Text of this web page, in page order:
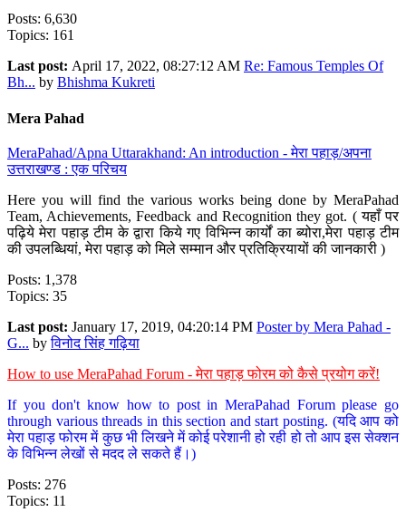
Posts: 6,630
Topics: 161
Last post: April 17, 2022, 08:27:12 AM Re: Famous Temples Of
Bh... by Bhishma Kukreti
Mera Pahad
MeraPahad/Apna Uttarakhand: An introduction - मेरा पहाड़/अपना
उत्तराखण्ड : एक परिचय
Here you will find the various works being done by MeraPahad
Team, Achievements, Feedback and Recognition they got. ( यहाँ पर
पढ़िये मेरा पहाड़ टीम के द्वारा किये गए विभिन्न कार्यों का ब्योरा,मेरा पहाड़ टीम
की उपलब्धियां, मेरा पहाड़ को मिले सम्मान और प्रतिक्रियायों की जानकारी )
Posts: 1,378
Topics: 35
Last post: January 17, 2019, 04:20:14 PM Poster by Mera Pahad -
G... byविनोद सिंह गढ़िया
How to use MeraPahad Forum - मेरा पहाड़ फोरम को कैसे प्रयोग करें!
If you don't know how to post in MeraPahad Forum please go
through various threads in this section and start posting. (यदि आप को
मेरा पहाड़ फोरम में कुछ भी लिखने में कोई परेशानी हो रही हो तो आप इस सेक्शन
के विभिन्न लेखों से मदद ले सकते हैं।)
Posts: 276
Topics: 11